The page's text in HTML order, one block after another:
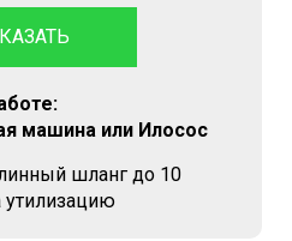
машина или Илосос
шланг до 10